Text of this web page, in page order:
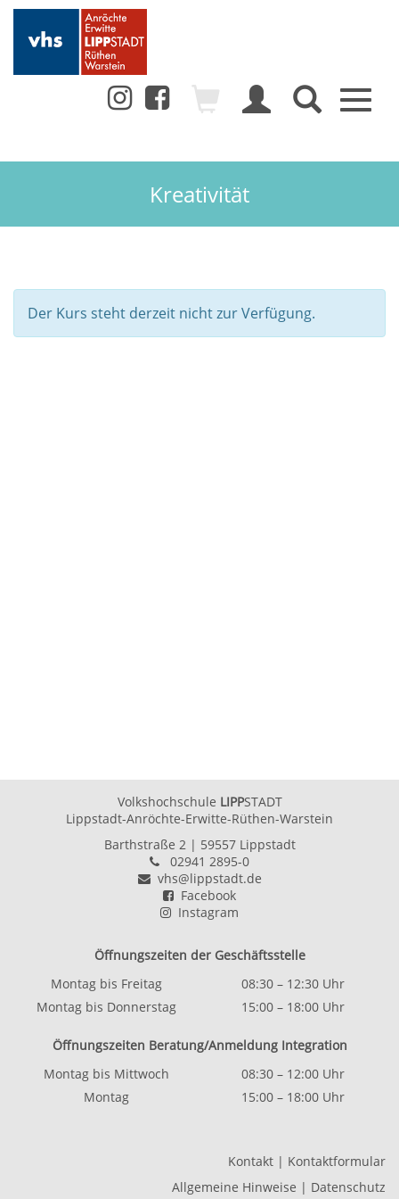
Toggle
Kreativität
Der Kurs steht derzeit nicht zur Verfügung.
Volkshochschule LIPPSTADT
Lippstadt-Anröchte-Erwitte-Rüthen-Warstein
Barthstraße 2| 59557 Lippstadt
02941 2895-0
vhs@lippstadt.de
Facebook
Instagram
Öffnungszeiten der Geschäftsstelle
Montag bis Freitag
08:30 – 12:30 Uhr
Montag bis Donnerstag
15:00 – 18:00 Uhr
Öffnungszeiten Beratung/Anmeldung Integration
Montag bis Mittwoch
08:30 – 12:00 Uhr
Montag
15:00 – 18:00 Uhr
Kontakt | Kontaktformular
Allgemeine Hinweise | Datenschutz